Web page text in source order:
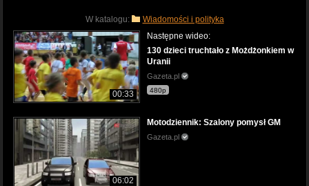
W katalogu: Wiadomości i polityka
00:33
Następne wideo:
130 dzieci truchtało z Możdżonkiem w
Uranii
Gazeta.pl
480p
06:02
Motodziennik: Szalony pomysł GM
Gazeta.pl